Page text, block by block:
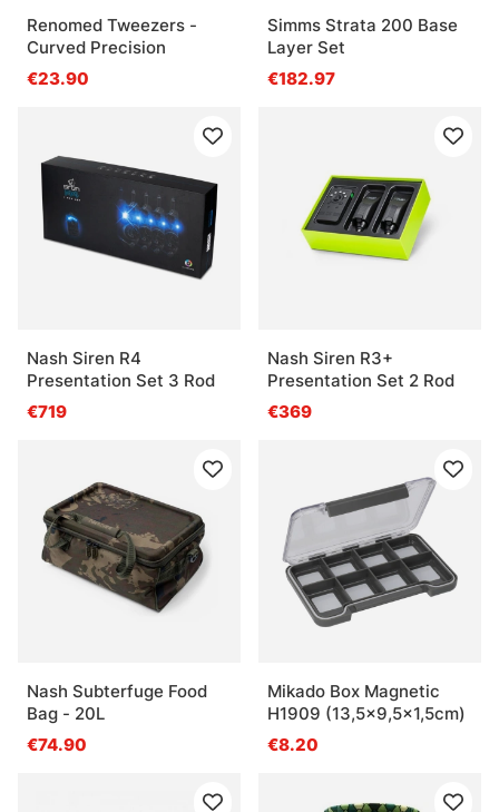
Renomed Tweezers -
Curved Precision
€23.90
Simms Strata 200 Base
Layer Set
€182.97
Nash Siren R4
Presentation Set 3 Rod
€719
Nash Siren R3+
Presentation Set 2 Rod
€369
Nash Subterfuge Food
Bag - 20L
€74.90
Mikado Box Magnetic
H1909 (13,5x9,5x1,5cm)
€8.20